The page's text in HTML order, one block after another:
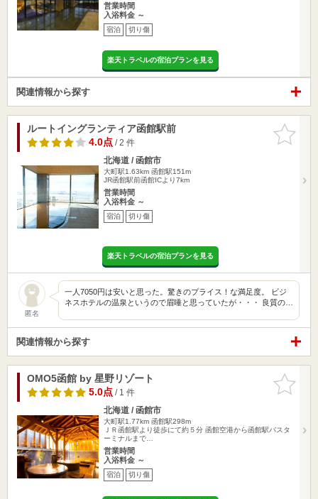
営業時間
入浴料金 ～
宿泊 切り傷
楽天トラベルの宿泊プランを見る
関連情報から探す
お気に入
りに追加
ルートイングランティア函館駅前
4.0点/ 2 件
北海道 / 函館市
大町駅1.63km 函館駅151m
JR函館駅前函館ICより7km
営業時間
入浴料金 ～
宿泊 切り傷
楽天トラベルの宿泊プランを見る
匿名
一人7050円は安いと思った。驚きのプライス！な満足度。 ビジ
ネスホテルの温泉というので眉唾と思っていたが・・・ 良質の…
関連情報から探す
お気に入
りに追加
OMO5函館 by 星野リゾート
5.0点/ 1 件
北海道 / 函館市
大町駅1.77km 函館駅298m
ＪＲ函館駅より徒歩にて約５分 函館空港から函館駅バスタ
ーミナルまで…
営業時間
入浴料金 ～
宿泊 切り傷